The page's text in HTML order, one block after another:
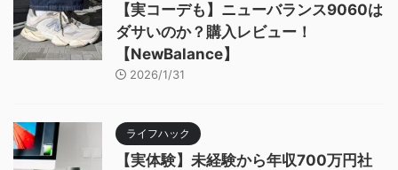
【実コーデも】ニューバランス9060は
ダサいのか？購入レビュー！
【NewBalance】
2026/1/31
ライフハック
【実体験】未経験から年収700万円社